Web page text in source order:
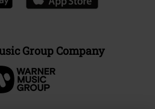
Group Company